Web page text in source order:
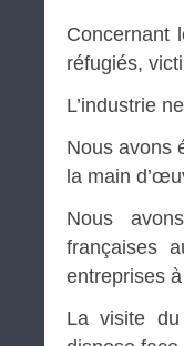
Concernant
réfugiés,
L’industrie
Nous avons
la main
Nous
françaises
entreprises
La visite du